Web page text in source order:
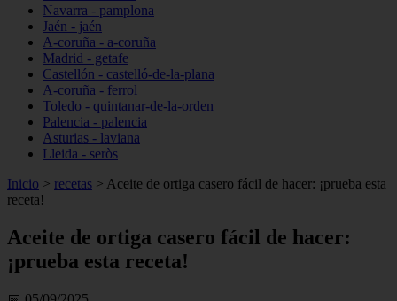
Navarra - pamplona
Jaén - jaén
A-coruña - a-coruña
Madrid - getafe
Castellón - castelló-de-la-plana
A-coruña - ferrol
Toledo - quintanar-de-la-orden
Palencia - palencia
Asturias - laviana
Lleida - seròs
Inicio > recetas > Aceite de ortiga casero fácil de hacer: ¡prueba esta
receta!
Aceite de ortiga casero fácil de hacer:
¡prueba esta receta!